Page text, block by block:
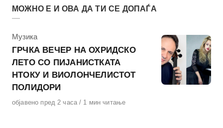
МОЖНО Е И ОВА ДА ТИ СЕ ДОПАЃА
КАтегорија
Музика
ГРЧКА ВЕЧЕР НА ОХРИДСКО
ЛЕТО СО ПИЈАНИСТКАТА
НТОКУ И ВИОЛОНЧЕЛИСТОТ
ПОЛИДОРИ
Објавено
објавено пред 2 часа 1 мин читање